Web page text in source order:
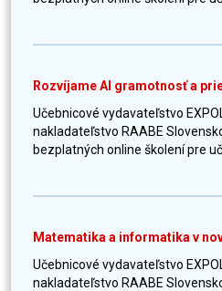
Rozvíjame AI gramotnosť a
Učebnicové vydavateľstvo
nakladateľstvo RAABE
bezplatných online školení pre
Matematika a informatika v
Učebnicové vydavateľstvo
nakladateľstvo RAABE